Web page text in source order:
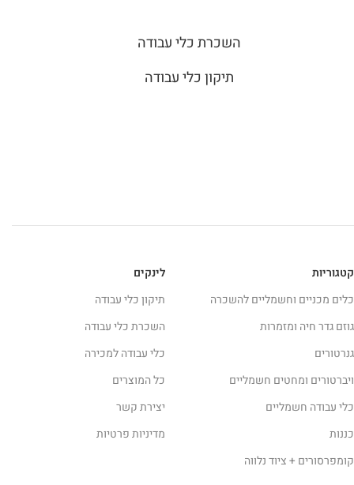
השכרת כלי עבודה
תיקון כלי עבודה
לינקים
תיקון כלי עבודה
השכרת כלי עבודה
כלי עבודה למכירה
כל המוצרים
יצירת קשר
מדיניות פרטיות
קטגוריות
כלים מכניים וחשמליים להשכרה
גוזם גדר חיה ומזמרות
גנרטורים
ויברטורים ומחטים חשמליים
כלי עבודה חשמליים
כננות
קומפרסורים + ציוד נלווה